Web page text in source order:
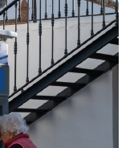
COLOMBINAS